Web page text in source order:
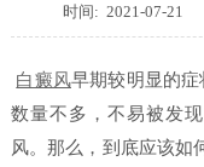
时间: 2021-07-21
白癜风早期较明显的
数量不多，不易被发
风。那么，到底应该如